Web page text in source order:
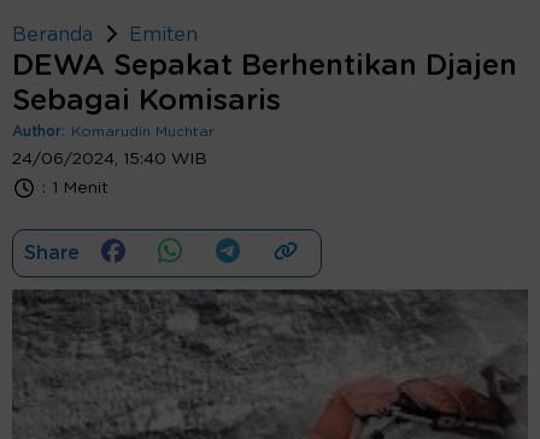
Beranda Emiten
DEWA Sepakat Berhentikan Djajen
Sebagai Komisaris
Author: Komarudin Muchtar
24/06/2024, 15:40 WIB
: 1 Menit
Share